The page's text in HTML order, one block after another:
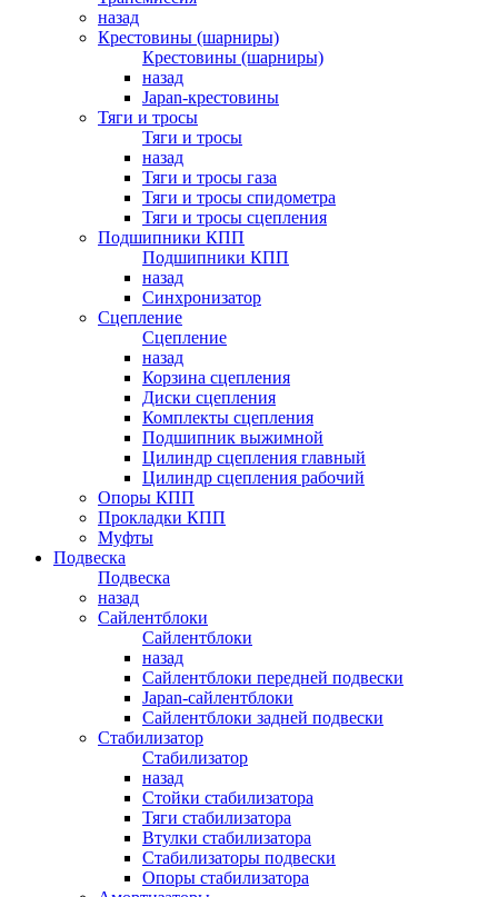
назад
Крестовины (шарниры)
Крестовины (шарниры)
назад
Japan-крестовины
Тяги и тросы
Тяги и тросы
назад
Тяги и тросы газа
Тяги и тросы спидометра
Тяги и тросы сцепления
Подшипники КПП
Подшипники КПП
назад
Синхронизатор
Сцепление
Сцепление
назад
Корзина сцепления
Диски сцепления
Комплекты сцепления
Подшипник выжимной
Цилиндр сцепления главный
Цилиндр сцепления рабочий
Опоры КПП
Прокладки КПП
Муфты
Подвеска
Подвеска
назад
Сайлентблоки
Сайлентблоки
назад
Сайлентблоки передней подвески
Japan-сайлентблоки
Сайлентблоки задней подвески
Стабилизатор
Стабилизатор
назад
Стойки стабилизатора
Тяги стабилизатора
Втулки стабилизатора
Стабилизаторы подвески
Опоры стабилизатора